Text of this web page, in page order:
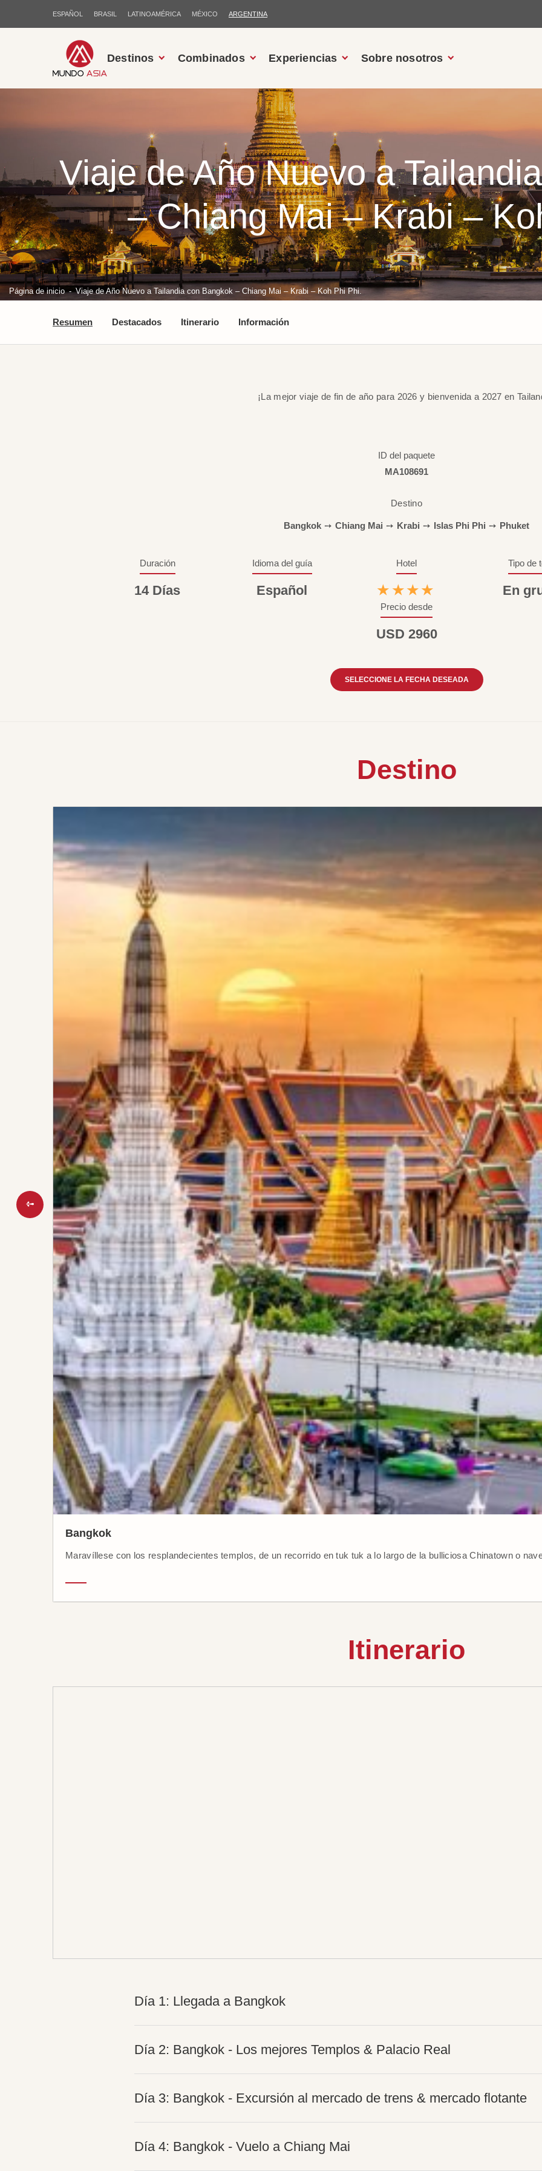
ESPAÑOL BRASIL LATINOAMÉRICA MÉXICO ARGENTINA
Destinos Combinados Experiencias Sobre nosotros
Viaje de Año Nuevo a
– Chiang Mai – Krabi –
Página de inicio Viaje de Año Nuevo a Tailandia con Bangkok – Chiang Mai – Krabi – Koh Phi Phi.
Resumen Destacados Itinerario Información
¡La mejor viaje de fin de año para 2026 y bienvenida a 2027 en
ID del paquete
MA108691
Destino
Bangkok ➙ Chiang Mai ➙ Krabi ➙ Islas Phi Phi ➙ Phuket
Duración
14 Días
Idioma del guía
Español
Hotel
★★★★
Tipo de
En
Precio desde
USD 2960
SELECCIONE LA FECHA DESEADA
Destino
Bangkok
Maravíllese con los resplandecientes templos, de un recorrido en tuk tuk a lo largo de la bulliciosa Chinatown o
Itinerario
Día 1: Llegada a Bangkok
Día 2: Bangkok - Los mejores Templos & Palacio Real
Día 3: Bangkok - Excursión al mercado de trens & mercado flotante
Día 4: Bangkok - Vuelo a Chiang Mai